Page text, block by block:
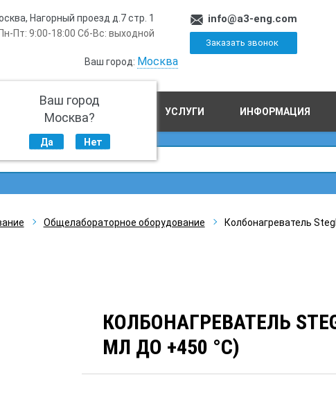
Нагорный проезд д.7 стр. 1
Пн-Пт: 9:00-18:00 Сб-Вс: выходной
Ваш город: Москва
Ваш город
Москва?
Да Нет
info@a3-eng.com
Заказать звонок
ПРОИЗВОДСТВО УСЛУГИ ИНФОРМАЦИЯ
Общелабораторное оборудование Колбонагреватель
КОЛБОНАГРЕВАТЕЛЬ
МЛ ДО +450 °C)